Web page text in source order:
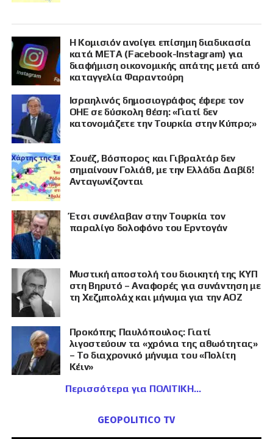
Η Κομισιόν ανοίγει επίσημη διαδικασία
κατά META (Facebook-Instagram) για
διαφήμιση οικονομικής απάτης μετά από
καταγγελία Φαραντούρη
Ισραηλινός δημοσιογράφος έφερε τον
ΟΗΕ σε δύσκολη θέση: «Γιατί δεν
κατονομάζετε την Τουρκία στην Κύπρο;»
Σουέζ, Βόσπορος και Γιβραλτάρ δεν
σημαίνουν Γολιάθ, με την Ελλάδα Δαβίδ!
Ανταγωνίζονται
Έτσι συνέλαβαν στην Τουρκία τον
παραλίγο δολοφόνο του Ερντογάν
Μυστική αποστολή του διοικητή της ΚΥΠ
στη Βηρυτό – Αναφορές για συνάντηση με
τη Χεζμπολάχ και μήνυμα για την ΑΟΖ
Προκόπης Παυλόπουλος: Γιατί
λιγοστεύουν τα «χρόνια της αθωότητας»
– Το διαχρονικό μήνυμα του «Πολίτη
Κέιν»
Περισσότερα για ΠΟΛΙΤΙΚΗ
GEOPOLITICO TV